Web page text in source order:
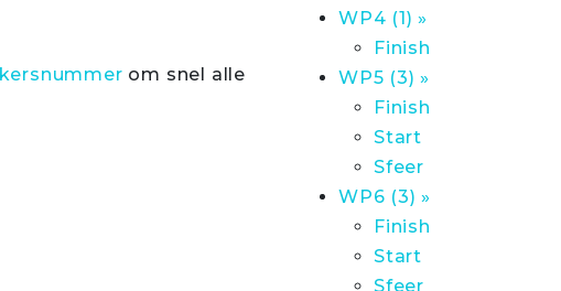
om snel alle
WP4 (1) »
Finish
WP5 (3) »
Finish
Start
Sfeer
WP6 (3) »
Finish
Start
Sfeer